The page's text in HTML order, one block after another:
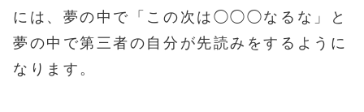
には、夢の中で「この次は◯◯◯なるな」と
夢の中で第三者の自分が先読みをするように
なります。